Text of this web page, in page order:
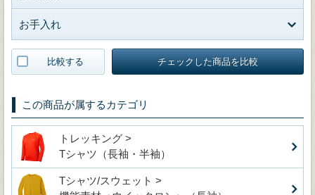
お手入れ
比較する チェックした商品を比較
この商品が属するカテゴリ
トレッキング >
Tシャツ（長袖・半袖）
Tシャツ/スウェット >